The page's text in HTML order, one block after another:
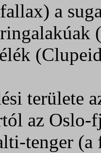
a
területe
az Oslo-
tenger